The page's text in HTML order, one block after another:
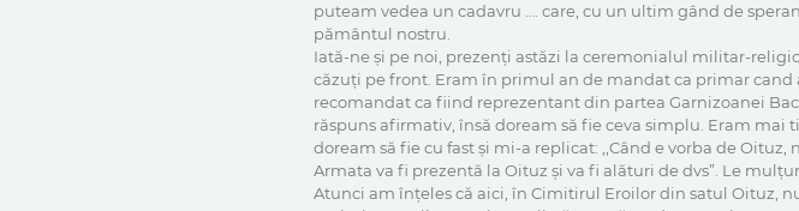
puteam vedea un cadavru …. care, cu un ultim gând de
pământul nostru.
Iată-ne și pe noi, prezenți astăzi la ceremonialul militar-
căzuți pe front. Eram în primul an de mandat ca primar
recomandat ca fiind reprezentant din partea Garnizoanei
răspuns afirmativ, însă doream să fie ceva simplu. Eram
doream să fie cu fast și mi-a replicat: ,,Când e vorba de
Armata va fi prezentă la Oituz și va fi alături de dvs”. Le
Atunci am înțeles că aici, în Cimitirul Eroilor din satul Oituz,